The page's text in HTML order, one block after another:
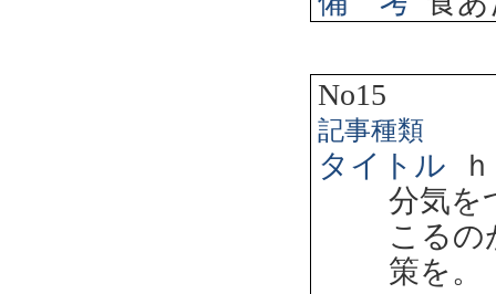
No15
記事種類
タイトル
分気を
こるの
策を。